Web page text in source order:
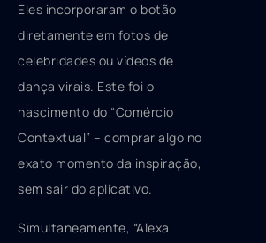
Eles incorporaram o botão
diretamente em fotos de
celebridades ou vídeos de
dança virais. Este foi o
nascimento do “Comércio
Contextual” – comprar algo no
exato momento da inspiração,
sem sair do aplicativo.
Simultaneamente, “Alexa,